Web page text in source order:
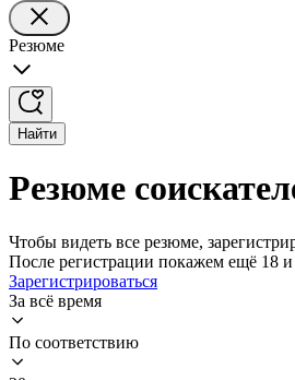
Резюме
Найти
Резюме
Чтобы видеть все резюме,
После регистрации покажем ещё 18
Зарегистрироваться
За всё время
По соответствию